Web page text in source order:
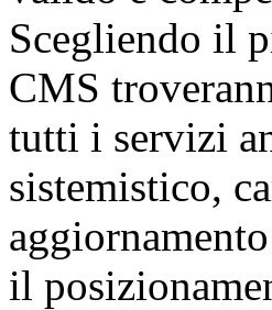
Scegliendo il
CMS
tutti i servizi
sistemistico,
il